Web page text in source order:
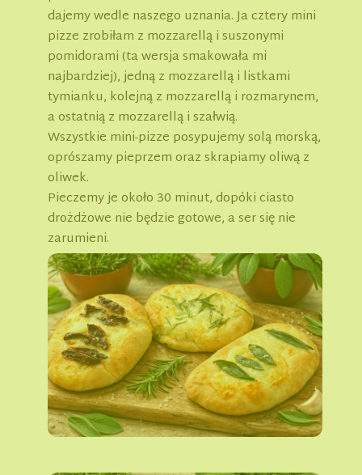
dajemy wedle naszego uznania. Ja cztery mini
pizze zrobiłam z mozzarellą i suszonymi
pomidorami (ta wersja smakowała mi
najbardziej), jedną z mozzarellą i listkami
tymianku, kolejną z mozzarellą i rozmarynem,
a ostatnią z mozzarellą i szałwią.
Wszystkie mini-pizze posypujemy solą morską,
oprószamy pieprzem oraz skrapiamy oliwą z
oliwek.
Pieczemy je około 30 minut, dopóki ciasto
drożdżowe nie będzie gotowe, a ser się nie
zarumieni.